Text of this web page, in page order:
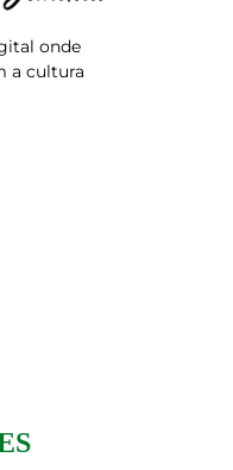
onde
a cultura